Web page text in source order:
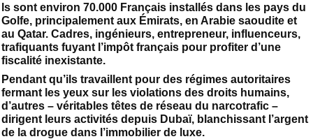
ls sont environ 70.000 Français installés dans les pays du
Golfe, principalement aux Émirats, en Arabie saoudite et
au Qatar. Cadres, ingénieurs, entrepreneur, influenceurs,
trafiquants fuyant l’impôt français pour profiter d’une
fiscalité inexistante.
Pendant qu’ils travaillent pour des régimes autoritaires
fermant les yeux sur les violations des droits humains,
d’autres – véritables têtes de réseau du narcotrafic –
dirigent leurs activités depuis Dubaï, blanchissant l’argent
de la drogue dans l’immobilier de luxe.